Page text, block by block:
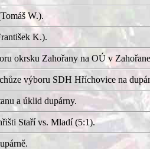
W.).
K.).
okrsku Zahořany na OÚ v
výboru SDH Hříchovice na
a úklid dupárny.
Staří vs. Mladí (5:1).